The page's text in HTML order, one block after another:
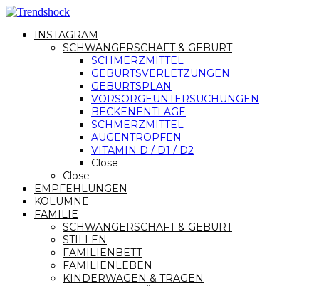
INSTAGRAM
SCHWANGERSCHAFT & GEBURT
SCHMERZMITTEL
GEBURTSVERLETZUNGEN
GEBURTSPLAN
VORSORGEUNTERSUCHUNGEN
BECKENENTLAGE
SCHMERZMITTEL
AUGENTROPFEN
VITAMIN D / D1 / D2
Close
Close
EMPFEHLUNGEN
KOLUMNE
FAMILIE
SCHWANGERSCHAFT & GEBURT
STILLEN
FAMILIENBETT
FAMILIENLEBEN
KINDERWAGEN & TRAGEN